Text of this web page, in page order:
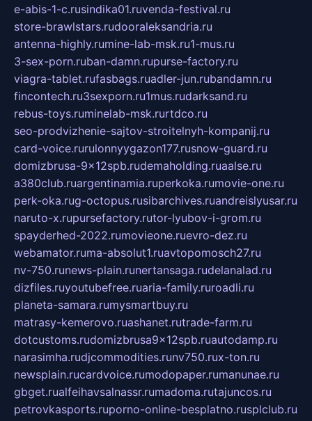
e-abis-1-c.rusindika01.ruvenda-festival.ru
store-brawlstars.rudooraleksandria.ru
antenna-highly.rumine-lab-msk.ru1-mus.ru
3-sex-porn.ruban-damn.rupurse-factory.ru
viagra-tablet.rufasbags.ruadler-jun.rubandamn.ru
fincontech.ru3sexporn.ru1mus.rudarksand.ru
rebus-toys.ruminelab-msk.rurtdco.ru
seo-prodvizhenie-sajtov-stroitelnyh-kompanij.ru
card-voice.rurulonnyygazon177.rusnow-guard.ru
domizbrusa-9x12spb.rudemaholding.ruaalse.ru
a380club.ruargentinamia.ruperkoka.rumovie-one.ru
perk-oka.rug-octopus.rusibarchives.ruandreislyusar.ru
naruto-x.rupursefactory.rutor-lyubov-i-grom.ru
spayderhed-2022.rumovieone.ruevro-dez.ru
webamator.ruma-absolut1.ruavtopomosch27.ru
nv-750.runews-plain.runertansaga.rudelanalad.ru
dizfiles.ruyoutubefree.ruaria-family.ruroadli.ru
planeta-samara.rumysmartbuy.ru
matrasy-kemerovo.ruashanet.rutrade-farm.ru
dotcustoms.rudomizbrusa9x12spb.ruautodamp.ru
narasimha.rudjcommodities.runv750.rux-ton.ru
newsplain.rucardvoice.rumodopaper.rumanunae.ru
gbget.rualfeihavsalnassr.rumadoma.rutajuncos.ru
petrovkasports.ruporno-online-besplatno.rusplclub.ru